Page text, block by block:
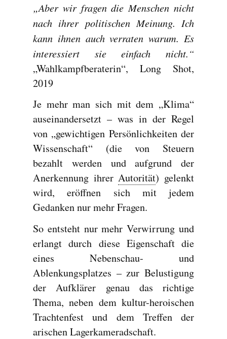
„Aber wir fragen die Menschen nicht
nach ihrer politischen Meinung. Ich
kann ihnen auch verraten warum. Es
interessiert sie einfach nicht.“
„Wahlkampfberaterin“, Long Shot,
2019
Je mehr man sich mit dem „Klima“
auseinandersetzt – was in der Regel
von „gewichtigen Persönlichkeiten der
Wissenschaft“ (die von Steuern
bezahlt werden und aufgrund der
Anerkennung ihrerAutorität) gelenkt
wird, eröffnen sich mit jedem
Gedanken nur mehr Fragen.
So entsteht nur mehr Verwirrung und
erlangt durch diese Eigenschaft die
eines Nebenschau- und
Ablenkungsplatzes – zur Belustigung
der Aufklärer genau das richtige
Thema, neben dem kultur-heroischen
Trachtenfest und dem Treffen der
arischen Lagerkameradschaft.